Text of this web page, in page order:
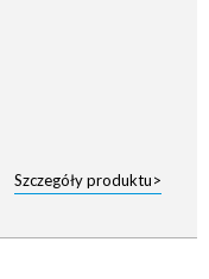
Szczegóły produktu>